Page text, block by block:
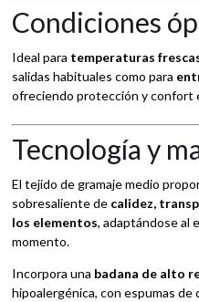
Condiciones
Ideal para temperaturas
salidas habituales como para
ofreciendo protección y confort
Tecnología y
El tejido de gramaje medio
sobresaliente de calidez,
los elementos, adaptándose al
momento.
Incorpora una badana de alto
hipoalergénica, con espumas